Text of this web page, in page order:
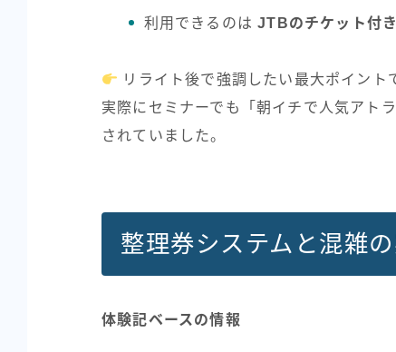
利用できるのはJTBのチケット付
リライト後で強調したい最大ポイント
実際にセミナーでも「朝イチで人気アト
されていました。
整理券システムと混雑
体験記ベースの情報